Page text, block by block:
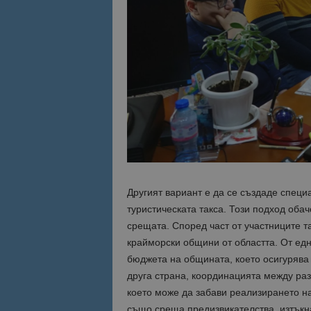
Другият вариант е да се създаде
туристическата такса. Този подход
срещата. Според част от участниците
крайморски общини от областта. От
бюджета на общината, което
друга страна, координацията между
което може да забави реализирането
Име
is_visitor_unique
is_unique
_ga_B09EBBY8PY
_ga_FK650GXHRZ
_ga
Име
sc_is_visitor_unique